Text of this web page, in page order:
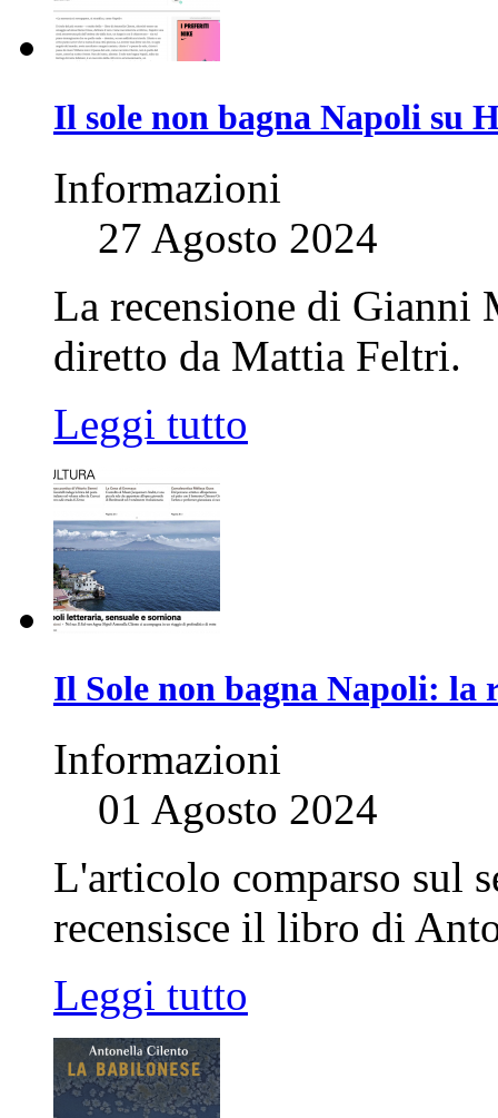
Il sole non bagna Napoli su
Informazioni
27 Agosto 2024
La recensione di Gianni
diretto da Mattia Feltri.
Leggi tutto
Il Sole non bagna Napoli: la
Informazioni
01 Agosto 2024
L'articolo comparso sul
recensisce il libro di
Leggi tutto